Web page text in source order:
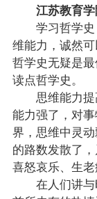
江苏教育学
学习哲学史
维能力，诚然
哲学史无疑是
读点哲学史。
思维能力提
能力强了，对
界，思维中灵
的路数发散了
喜怒哀乐、生
在人们讲与